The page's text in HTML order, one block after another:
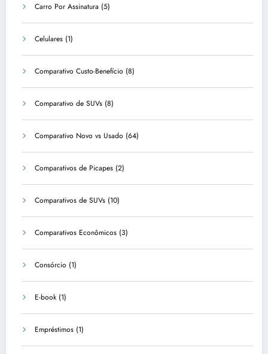
Carro Por Assinatura (5)
Celulares (1)
Comparativo Custo-Benefício (8)
Comparativo de SUVs (8)
Comparativo Novo vs Usado (64)
Comparativos de Picapes (2)
Comparativos de SUVs (10)
Comparativos Econômicos (3)
Consórcio (1)
E-book (1)
Empréstimos (1)